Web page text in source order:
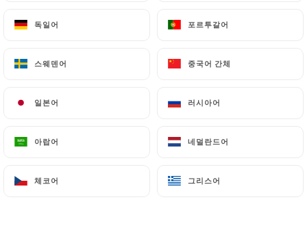
독일어 포르투갈어
스웨덴어 중국어 간체
일본어 러시아어
아랍어 네덜란드어
체코어 그리스어
독일어 포르투갈어
스웨덴어 중국어 간체
일본어 러시아어
아랍어 네덜란드어
체코어 그리스어